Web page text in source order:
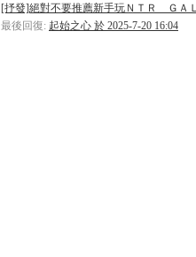
[抒發]絕對不要推薦新手玩ＮＴＲ ＧＡ
最後回復: 起始之心 於 2025-7-20 16:04